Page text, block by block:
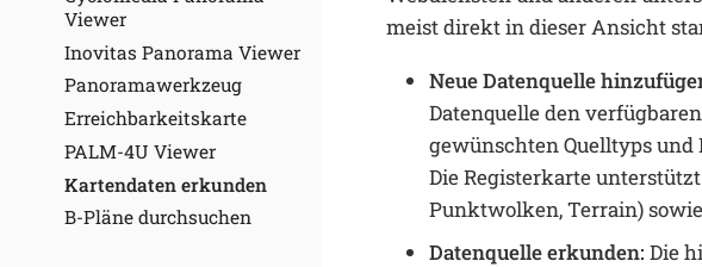
Viewer
Inovitas Panorama Viewer
Panoramawerkzeug
Erreichbarkeitskarte
PALM-4U Viewer
Kartendaten erkunden
B-Pläne durchsuchen
meist direkt in dieser Ansicht
Neue Datenquelle
Datenquelle den
gewünschten Quelltyps
Die Registerkarte unterstützt
Punktwolken, Terrain)
Datenquelle erkunden: Die